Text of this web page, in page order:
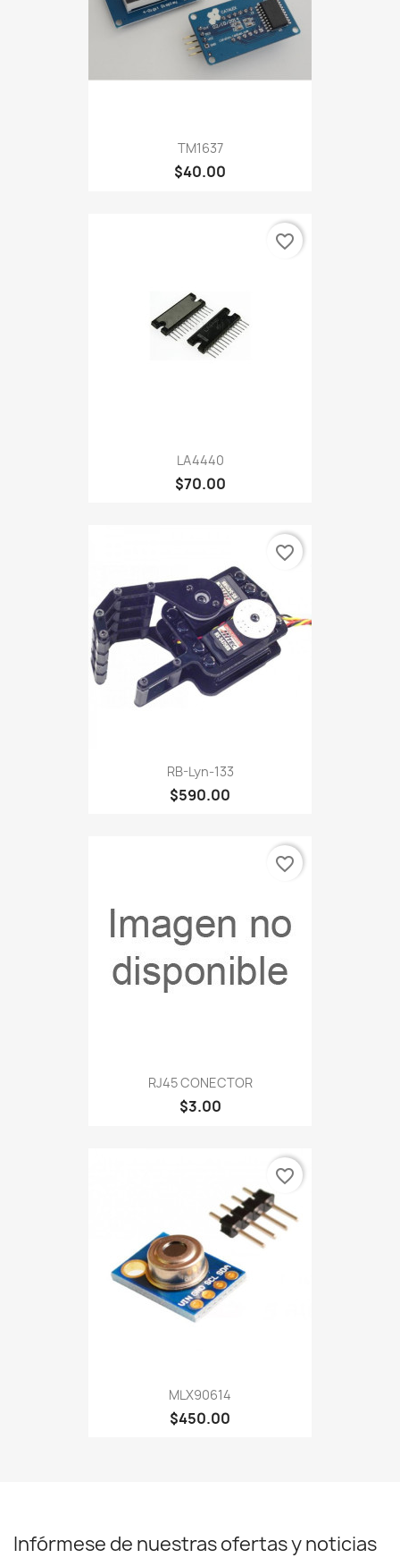
TM1637
$40.00
LA4440
$70.00
favorite_border
RB-Lyn-133
$590.00
favorite_border
RJ45 CONECTOR
$3.00
favorite_border
MLX90614
$450.00
favorite_border
Infórmese de nuestras ofertas y noticias